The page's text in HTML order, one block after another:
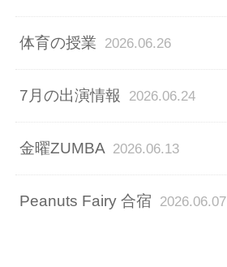
体育の授業 2026.06.26
7月の出演情報 2026.06.24
金曜ZUMBA 2026.06.13
Peanuts Fairy 合宿 2026.06.07